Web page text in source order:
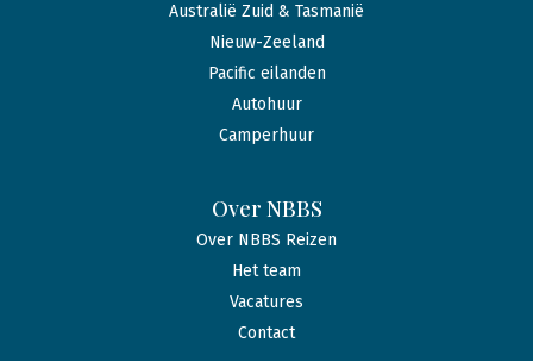
Australië Zuid & Tasmanië
Nieuw-Zeeland
Pacific eilanden
Autohuur
Camperhuur
Over NBBS
Over NBBS Reizen
Het team
Vacatures
Contact